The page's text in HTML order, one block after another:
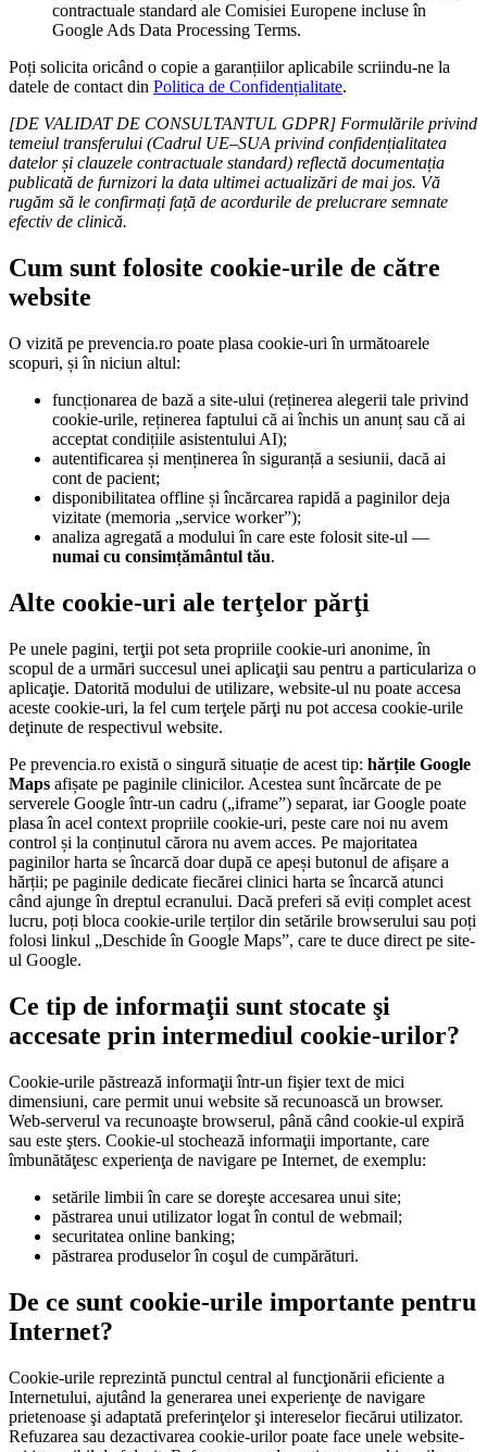
contractuale standard ale Comisiei Europene incluse în
Google Ads Data Processing Terms.
Poți solicita oricând o copie a garanțiilor aplicabile scriindu-ne la
datele de contact din Politica de Confidențialitate.
[DE VALIDAT DE CONSULTANTUL GDPR] Formulările privind
temeiul transferului (Cadrul UE–SUA privind confidențialitatea
datelor și clauzele contractuale standard) reflectă documentația
publicată de furnizori la data ultimei actualizări de mai jos. Vă
rugăm să le confirmați față de acordurile de prelucrare semnate
efectiv de clinică.
Cum sunt folosite cookie-urile de către
website
O vizită pe prevencia.ro poate plasa cookie-uri în următoarele
scopuri, și în niciun altul:
funcționarea de bază a site-ului (reținerea alegerii tale privind
cookie-urile, reținerea faptului că ai închis un anunț sau că ai
acceptat condițiile asistentului AI);
autentificarea și menținerea în siguranță a sesiunii, dacă ai
cont de pacient;
disponibilitatea offline și încărcarea rapidă a paginilor deja
vizitate (memoria „service worker”);
analiza agregată a modului în care este folosit site-ul —
numai cu consimțământul tău.
Alte cookie-uri ale terţelor părţi
Pe unele pagini, terţii pot seta propriile cookie-uri anonime, în
scopul de a urmări succesul unei aplicaţii sau pentru a particulariza o
aplicaţie. Datorită modului de utilizare, website-ul nu poate accesa
aceste cookie-uri, la fel cum terţele părţi nu pot accesa cookie-urile
deţinute de respectivul website.
Pe prevencia.ro există o singură situație de acest tip: hărțile Google
Maps afișate pe paginile clinicilor. Acestea sunt încărcate de pe
serverele Google într-un cadru („iframe”) separat, iar Google poate
plasa în acel context propriile cookie-uri, peste care noi nu avem
control și la conținutul cărora nu avem acces. Pe majoritatea
paginilor harta se încarcă doar după ce apeși butonul de afișare a
hărții; pe paginile dedicate fiecărei clinici harta se încarcă atunci
când ajunge în dreptul ecranului. Dacă preferi să eviți complet acest
lucru, poți bloca cookie-urile terților din setările browserului sau poți
folosi linkul „Deschide în Google Maps”, care te duce direct pe site-
ul Google.
Ce tip de informaţii sunt stocate şi
accesate prin intermediul cookie-urilor?
Cookie-urile păstrează informaţii într-un fişier text de mici
dimensiuni, care permit unui website să recunoască un browser.
Web-serverul va recunoaşte browserul, până când cookie-ul expiră
sau este şters. Cookie-ul stochează informaţii importante, care
îmbunătăţesc experienţa de navigare pe Internet, de exemplu:
setările limbii în care se doreşte accesarea unui site;
păstrarea unui utilizator logat în contul de webmail;
securitatea online banking;
păstrarea produselor în coşul de cumpărături.
De ce sunt cookie-urile importante pentru
Internet?
Cookie-urile reprezintă punctul central al funcţionării eficiente a
Internetului, ajutând la generarea unei experienţe de navigare
prietenoase şi adaptată preferinţelor şi intereselor fiecărui utilizator.
Refuzarea sau dezactivarea cookie-urilor poate face unele website-